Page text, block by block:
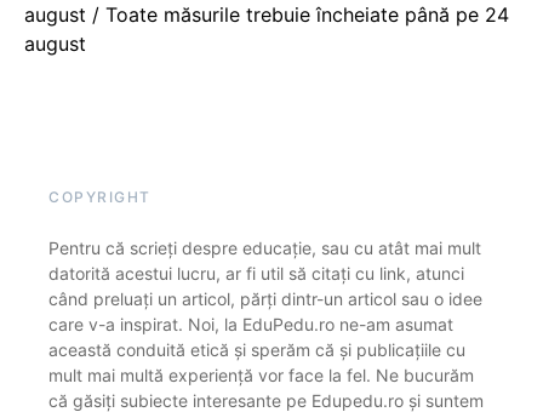
august / Toate măsurile trebuie încheiate până pe 24
august
COPYRIGHT
Pentru că scrieți despre educație, sau cu atât mai mult
datorită acestui lucru, ar fi util să citați cu link, atunci
când preluați un articol, părți dintr-un articol sau o idee
care v-a inspirat. Noi, la EduPedu.ro ne-am asumat
această conduită etică și sperăm că și publicațiile cu
mult mai multă experiență vor face la fel. Ne bucurăm
că găsiți subiecte interesante pe Edupedu.ro și suntem